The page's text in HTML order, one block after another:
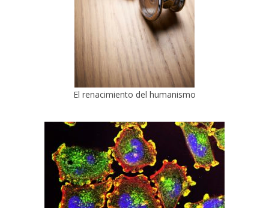
El renacimiento del humanismo